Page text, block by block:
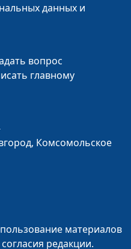
данных и
вопрос
главному
Комсомольское
материалов
редакции.